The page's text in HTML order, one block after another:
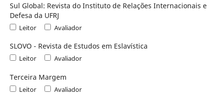
Sul Global: Revista do Instituto de Relações Internacionais e
Defesa da UFRJ
Leitor Avaliador
SLOVO - Revista de Estudos em Eslaví­stica
Leitor Avaliador
Terceira Margem
Leitor Avaliador